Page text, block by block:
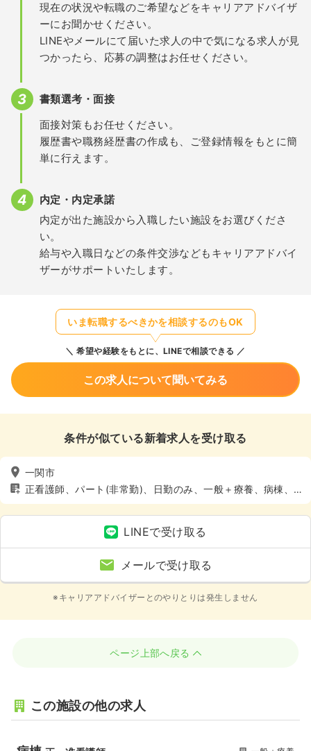
現在の状況や転職のご希望などをキャリアアドバイザ
ーにお聞かせください。
LINEやメールにて届いた求人の中で気になる求人が見
つかったら、応募の調整はお任せください。
書類選考・面接
面接対策もお任せください。
履歴書や職務経歴書の作成も、ご登録情報をもとに簡
単に行えます。
内定・内定承諾
内定が出た施設から入職したい施設をお選びくださ
い。
給与や入職日などの条件交渉などもキャリアアドバイ
ザーがサポートいたします。
いま転職するべきかを相談するのもOK
希望や経験をもとに、LINEで相談できる
この求人について聞いてみる
条件が似ている新着求人を受け取る
一関市
正看護師、パート(非常勤)、日勤のみ、一般＋療養、病棟、4
週8休以上
LINEで受け取る
メールで受け取る
※キャリアアドバイザーとのやりとりは発生しません
ページ上部へ戻る
この施設の他の求人